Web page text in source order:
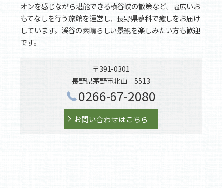
オンを感じながら堪能できる横谷峡の散策など、幅広いお
もてなしを行う旅館を運営し、長野県蓼科で癒しをお届け
しています。渓谷の素晴らしい景観を楽しみたい方も歓迎
です。
〒391-0301
長野県茅野市北山 5513
0266-67-2080
お問い合わせはこちら